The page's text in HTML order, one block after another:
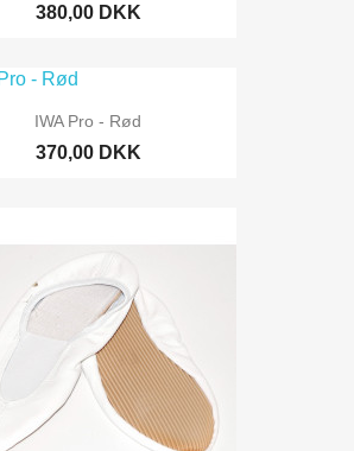
380,00 DKK
IWA Pro - Rød
370,00 DKK